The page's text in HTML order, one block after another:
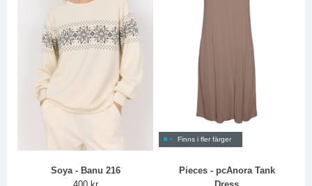
Soya - Banu 216
Finns i fler färger
Pieces - pcAnora Tank